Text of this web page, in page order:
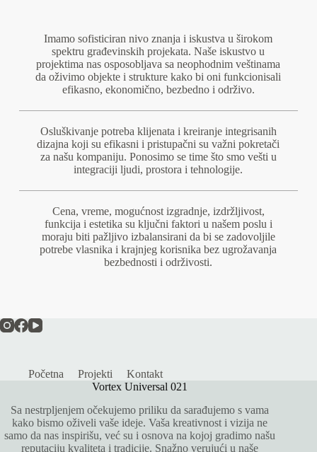
Imamo sofisticiran nivo znanja i iskustva u širokom
spektru građevinskih projekata. Naše iskustvo u
projektima nas osposobljava sa neophodnim veštinama
da oživimo objekte i strukture kako bi oni funkcionisali
efikasno, ekonomično, bezbedno i održivo.
Osluškivanje potreba klijenata i kreiranje integrisanih
dizajna koji su efikasni i pristupačni su važni pokretači
za našu kompaniju. Ponosimo se time što smo vešti u
integraciji ljudi, prostora i tehnologije.
Cena, vreme, mogućnost izgradnje, izdržljivost,
funkcija i estetika su ključni faktori u našem poslu i
moraju biti pažljivo izbalansirani da bi se zadovoljile
potrebe vlasnika i krajnjeg korisnika bez ugrožavanja
bezbednosti i održivosti.
Početna Projekti
Kontakt
Vortex Universal 021
Sa nestrpljenjem očekujemo priliku da sarađujemo s vama
kako bismo oživeli vaše ideje. Vaša kreativnost i vizija ne
samo da nas inspirišu, već su i osnova na kojoj gradimo našu
reputaciju kvaliteta i tradicije. Snažno verujući u naše